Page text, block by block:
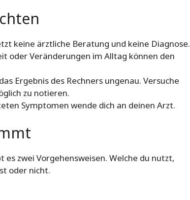
keine ärztliche Beratung und keine Diagnose.
oder Veränderungen im Alltag können den
Ergebnis des Rechners ungenau. Versuche
zu notieren.
Symptomen wende dich an deinen Arzt.
zwei Vorgehensweisen. Welche du nutzt,
oder nicht.